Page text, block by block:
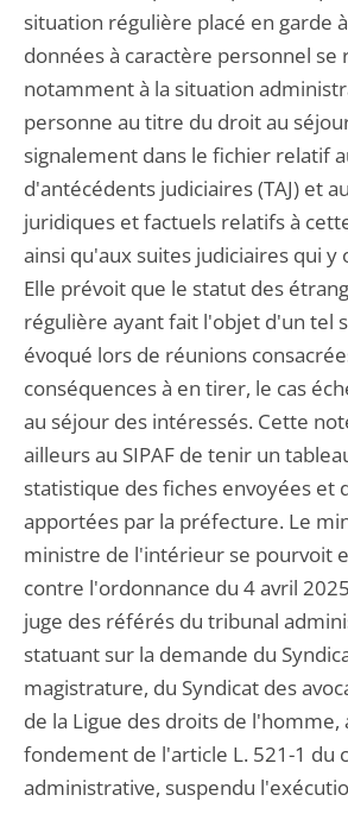
situation régulière placé en garde
données à caractère personnel se
notamment à la situation
personne au titre du droit au
signalement dans le fichier relatif
d'antécédents judiciaires (TAJ) et
juridiques et factuels relatifs à
ainsi qu'aux suites judiciaires qui y
Elle prévoit que le statut des
régulière ayant fait l'objet d'un tel
évoqué lors de réunions
conséquences à en tirer, le cas
au séjour des intéressés. Cette
ailleurs au SIPAF de tenir un
statistique des fiches envoyées et
apportées par la préfecture. Le
ministre de l'intérieur se pourvoit
contre l'ordonnance du 4 avril
juge des référés du tribunal
statuant sur la demande du
magistrature, du Syndicat des
de la Ligue des droits de l'homme,
fondement de l'article L. 521-1 du
administrative, suspendu